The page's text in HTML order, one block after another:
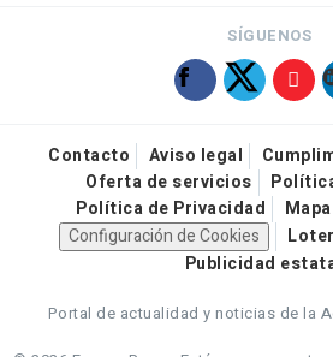
SÍGUENOS
Contacto Aviso legal
Oferta de servicios
Política de Privacidad
Configuración de Cookies
Publicidad
Portal de actualidad y noticias de la